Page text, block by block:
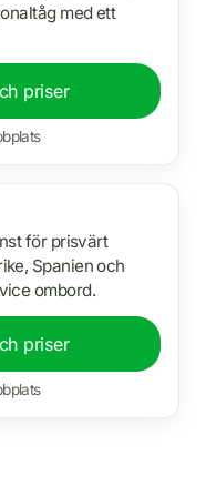
med ett
priser
för prisvärt
Spanien och
ombord.
priser